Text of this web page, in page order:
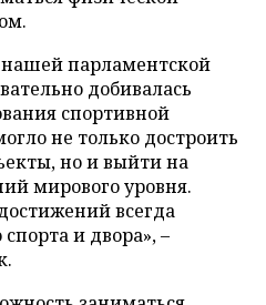
парламентской
добивалась
спортивной
не только достроить
но и выйти на
мирового уровня.
всегда
и двора», –